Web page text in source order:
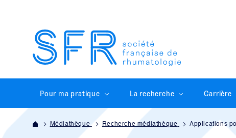
Pour ma pratique La recherche Carrière
Médiathèque Recherche médiathèque Applications